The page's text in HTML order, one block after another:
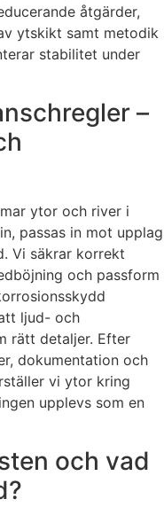
åtgärder,
ytskikt samt metodik
stabilitet under
–
ytor och river i
passas in mot upplag
Vi säkrar korrekt
och passform
ljud- och
rätt detaljer. Efter
dokumentation och
vi ytor kring
upplevs som en
och vad